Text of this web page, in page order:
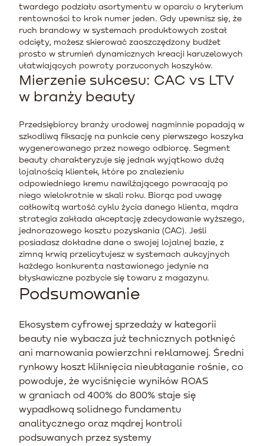
twardego podziału asortymentu w oparciu o kryterium
rentowności to krok numer jeden. Gdy upewnisz się, że
ruch brandowy w systemach produktowych został
odcięty, możesz skierować zaoszczędzony budżet
prosto w strumień dynamicznych kreacji karuzelowych
ułatwiających powroty porzuconych koszyków.
Mierzenie sukcesu: CAC vs LTV
w branży beauty
Przedsiębiorcy branży urodowej nagminnie popadają w
szkodliwą fiksację na punkcie ceny pierwszego koszyka
wygenerowanego przez nowego odbiorcę. Segment
beauty charakteryzuje się jednak wyjątkowo dużą
lojalnością klientek, które po znalezieniu
odpowiedniego kremu nawilżającego powracają po
niego wielokrotnie w skali roku. Biorąc pod uwagę
całkowitą wartość cyklu życia danego klienta, mądra
strategia zakłada akceptację zdecydowanie wyższego,
jednorazowego kosztu pozyskania (CAC). Jeśli
posiadasz dokładne dane o swojej lojalnej bazie, z
zimną krwią przelicytujesz w systemach aukcyjnych
każdego konkurenta nastawionego jedynie na
błyskawiczne pozbycie się towaru z magazynu.
Podsumowanie
Ekosystem cyfrowej sprzedaży w kategorii
beauty nie wybacza już technicznych potknięć
ani marnowania powierzchni reklamowej. Średni
rynkowy koszt kliknięcia nieubłaganie rośnie, co
powoduje, że wyciśnięcie wyników ROAS
w graniach od 400% do 800% staje się
wypadkową solidnego fundamentu
analitycznego oraz mądrej kontroli
podsuwanych przez systemy